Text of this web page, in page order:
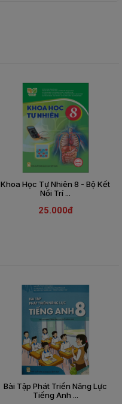
Khoa Học Tự Nhiên 8 - Bộ Kết
Nối Trí ...
25.000đ
Bài Tập Phát Triển Năng Lực
Tiếng Anh ...